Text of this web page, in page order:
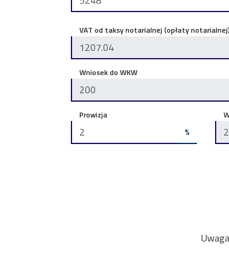
VAT od taksy notarialnej (opłaty notarialnej)
Wniosek do WKW
Prowizja
%